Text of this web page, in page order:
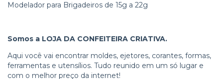
Modelador para Brigadeiros de 15g a 22g
Somos a LOJA DA CONFEITEIRA CRIATIVA.
Aqui você vai encontrar moldes, ejetores, corantes, formas,
ferramentas e utensílios. Tudo reunido em um só lugar e
com o melhor preço da internet!